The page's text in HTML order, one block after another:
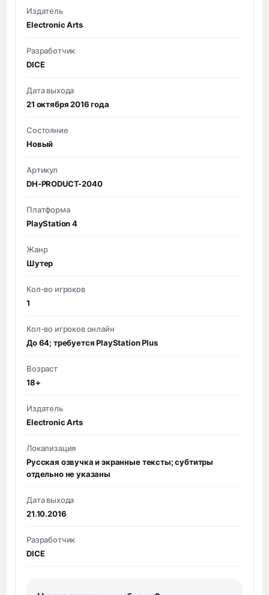
Издатель
Electronic Arts
Разработчик
DICE
Дата выхода
21 октября 2016 года
Состояние
Новый
Артикул
DH-PRODUCT-2040
Платформа
PlayStation 4
Жанр
Шутер
Кол-во игроков
1
Кол-во игроков онлайн
До 64; требуется PlayStation Plus
Возраст
18+
Издатель
Electronic Arts
Локализация
Русская озвучка и экранные тексты; субтитры
отдельно не указаны
Дата выхода
21.10.2016
Разработчик
DICE